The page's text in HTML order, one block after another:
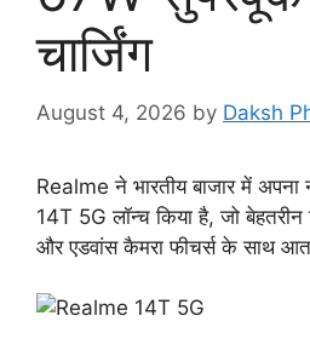
चार्जिंग
August 4, 2026 by Daksh
Realme ने भारतीय बाजार में अपना
14T 5G लॉन्च किया है, जो बेहतरीन
और एडवांस कैमरा फीचर्स के साथ